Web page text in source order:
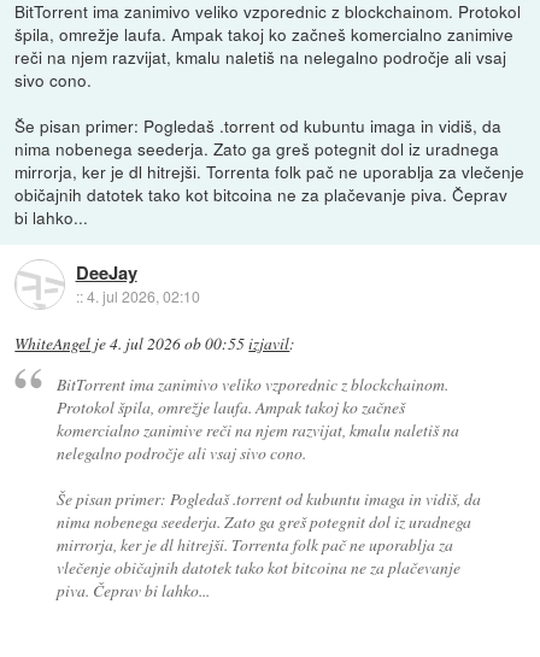
BitTorrent ima zanimivo veliko vzporednic z blockchainom. Protokol
špila, omrežje laufa. Ampak takoj ko začneš komercialno zanimive
reči na njem razvijat, kmalu naletiš na nelegalno področje ali vsaj
sivo cono.
Še pisan primer: Pogledaš .torrent od kubuntu imaga in vidiš, da
nima nobenega seederja. Zato ga greš potegnit dol iz uradnega
mirrorja, ker je dl hitrejši. Torrenta folk pač ne uporablja za vlečenje
običajnih datotek tako kot bitcoina ne za plačevanje piva. Čeprav
bi lahko...
DeeJay
::4. jul 2026, 02:10
WhiteAngel je4. jul 2026 ob 00:55izjavil:
BitTorrent ima zanimivo veliko vzporednic z blockchainom.
Protokol špila, omrežje laufa. Ampak takoj ko začneš
komercialno zanimive reči na njem razvijat, kmalu naletiš na
nelegalno področje ali vsaj sivo cono.
Še pisan primer: Pogledaš .torrent od kubuntu imaga in vidiš, da
nima nobenega seederja. Zato ga greš potegnit dol iz uradnega
mirrorja, ker je dl hitrejši. Torrenta folk pač ne uporablja za
vlečenje običajnih datotek tako kot bitcoina ne za plačevanje
piva. Čeprav bi lahko...